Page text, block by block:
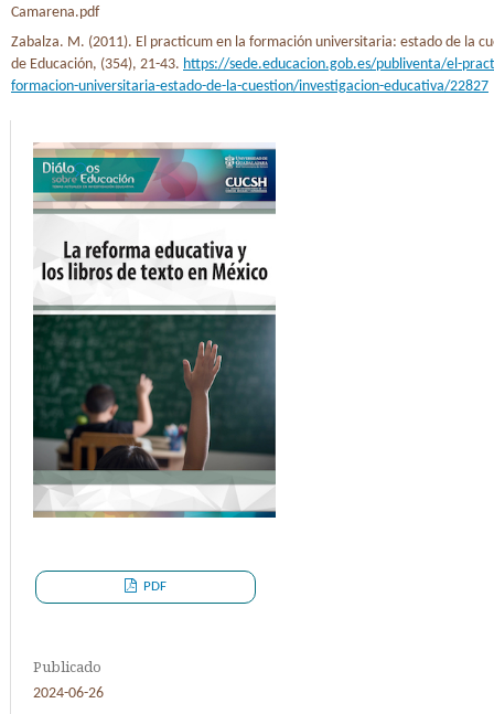
Camarena.pdf
Zabalza. M. (2011). El practicum en la formación universitaria: estado de la
de Educación, (354), 21-43. https://sede.educacion.gob.es/publiventa/el-
formacion-universitaria-estado-de-la-cuestion/investigacion-educativa/22827
PDF
Publicado
2024-06-26